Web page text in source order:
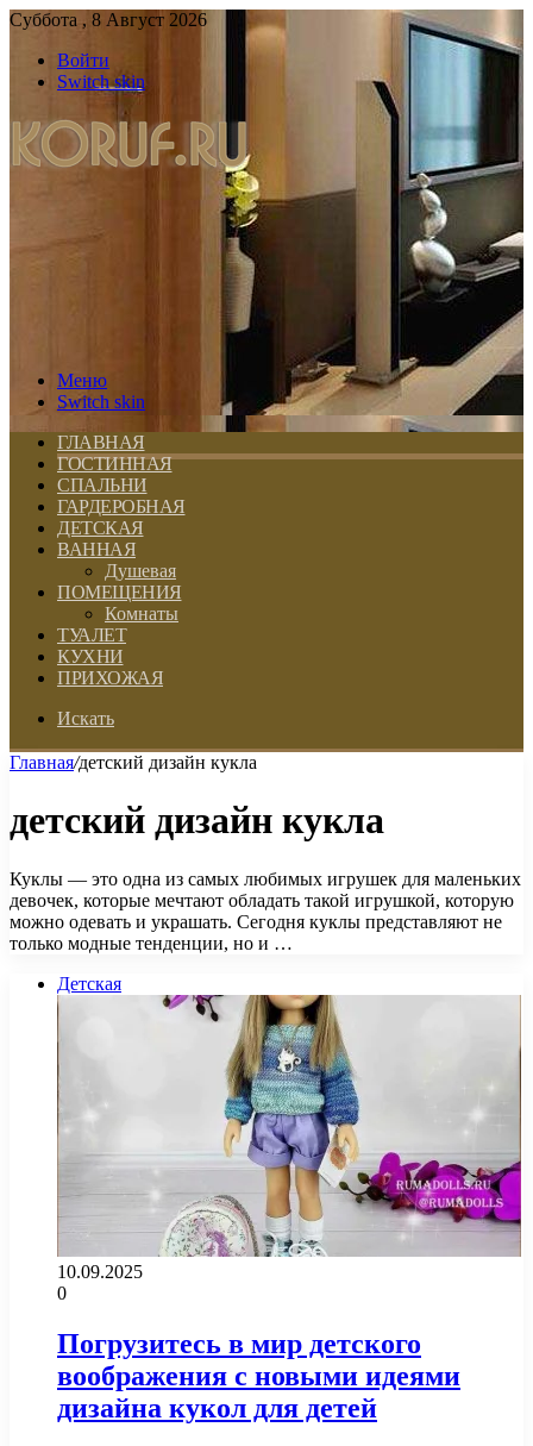
Суббота , 8 Август 2026
Войти
Switch skin
Меню
Switch skin
ГЛАВНАЯ
ГОСТИННАЯ
СПАЛЬНИ
ГАРДЕРОБНАЯ
ДЕТСКАЯ
ВАННАЯ
Душевая
ПОМЕЩЕНИЯ
Комнаты
ТУАЛЕТ
КУХНИ
ПРИХОЖАЯ
Искать
Главная/детский дизайн кукла
детский дизайн кукла
Куклы — это одна из самых любимых игрушек для маленьких
девочек, которые мечтают обладать такой игрушкой, которую
можно одевать и украшать. Сегодня куклы представляют не
только модные тенденции, но и …
Детская
10.09.2025
0
Погрузитесь в мир детского
воображения с новыми идеями
дизайна кукол для детей